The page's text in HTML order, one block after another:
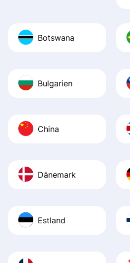
Botswana
Bulgarien
China
Dänemark
Estland